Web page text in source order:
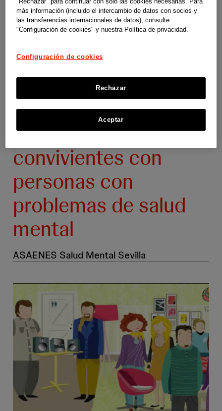
Atención a menores
convivientes con
personas con
problemas de salud
mental
ASAENES Salud Mental Sevilla
más información (incluido el intercambio de datos con socios y
las transferencias internacionales de datos), consulte
"Configuración de cookies" y nuestra Política de privacidad.
Configuración de cookies
Rechazar
Aceptar